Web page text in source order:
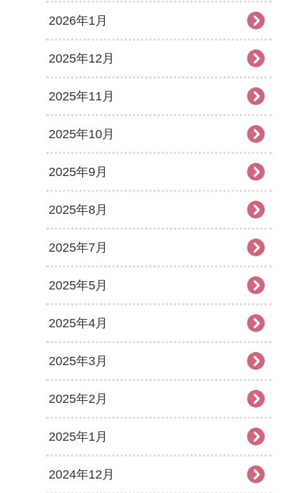
2026年1月
2025年12月
2025年11月
2025年10月
2025年9月
2025年8月
2025年7月
2025年5月
2025年4月
2025年3月
2025年2月
2025年1月
2024年12月